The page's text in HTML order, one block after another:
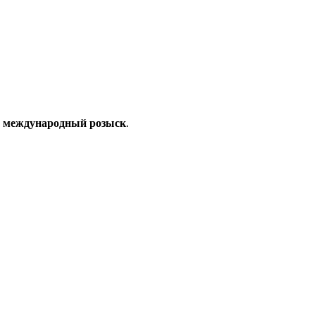
международный розыск.